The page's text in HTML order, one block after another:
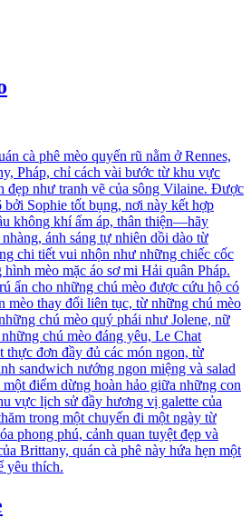
cà phê mèo quyến rũ nằm ở Rennes,
Pháp, chỉ cách vài bước từ khu vực
đẹp như tranh vẽ của sông Vilaine. Được
bởi Sophie tốt bụng, nơi này kết hợp
không khí ấm áp, thân thiện—hãy
ánh sáng tự nhiên dồi dào từ
chi tiết vui nhộn như những chiếc cốc
mèo mặc áo sơ mi Hải quân Pháp.
ẩn cho những chú mèo được cứu hộ có
mèo thay đổi liên tục, từ những chú mèo
chú mèo quý phái như Jolene, nữ
chú mèo đáng yêu, Le Chat
thực đơn đầy đủ các món ngon, từ
sandwich nướng ngon miệng và salad
điểm dừng hoàn hảo giữa những con
vực lịch sử đầy hương vị galette của
trong một chuyến đi một ngày từ
phong phú, cảnh quan tuyệt đẹp và
Brittany, quán cà phê này hứa hẹn một
yêu thích.